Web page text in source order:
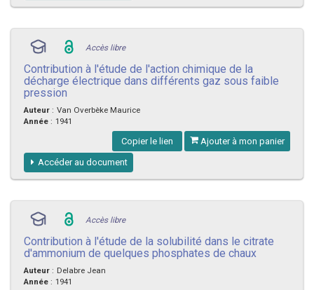
Accès libre
Contribution à l'étude de l'action chimique de la
décharge électrique dans différents gaz sous faible
pression
Auteur : Van Overbèke Maurice
Année : 1941
Copier le lien Ajouter à mon panier
Accéder au document
Accès libre
Contribution à l'étude de la solubilité dans le citrate
d'ammonium de quelques phosphates de chaux
Auteur : Delabre Jean
Année : 1941